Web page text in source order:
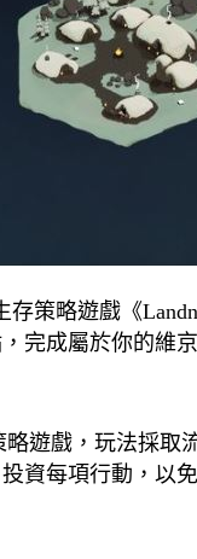
存策略遊戲《
完成屬於你的維
略遊戲，玩法採
資每項行動，以